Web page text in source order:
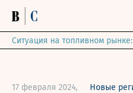
Ситуация на топливном
17 февраля 2024,
Новые